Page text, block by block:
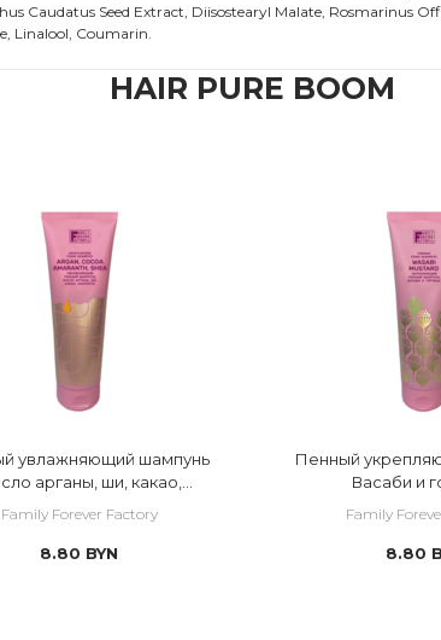
Caudatus Seed Extract, Diisostearyl Malate, Rosmarinus
Linalool, Coumarin.
HAIR PURE BOOM
увлажняющий шампунь
арганы, ши, какао,
Family Forever Factory
8.80 BYN
Пенный
Васаби и
Family
8.80